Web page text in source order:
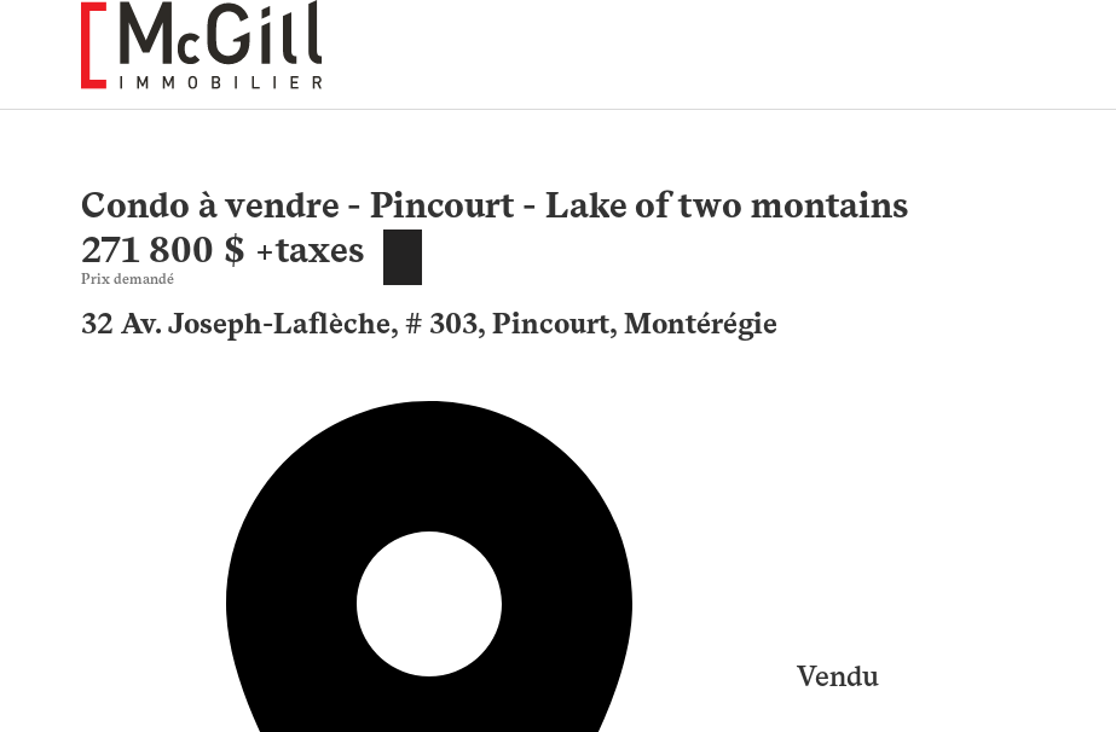
Condo à vendre - Pincourt - Lake of two montains
271 800 $ +taxes
Prix demandé
32 Av. Joseph-Laflèche, # 303, Pincourt, Montérégie
Vendu